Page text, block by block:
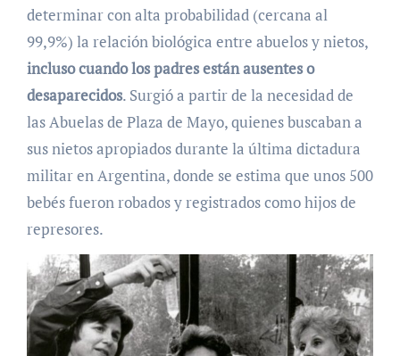
determinar con alta probabilidad (cercana al
99,9%) la relación biológica entre abuelos y nietos,
incluso cuando los padres están ausentes o
desaparecidos. Surgió a partir de la necesidad de
las Abuelas de Plaza de Mayo, quienes buscaban a
sus nietos apropiados durante la última dictadura
militar en Argentina, donde se estima que unos 500
bebés fueron robados y registrados como hijos de
represores.